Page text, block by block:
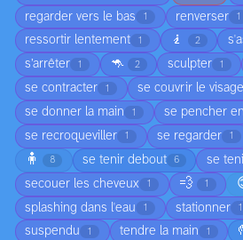
regarder vers le bas 1 renverser 1
ressortir lentement 1 🧎 2
s’arrêter 1 🦘 2 sculpter 1
se contracter 1 se couvrir le visage
se donner la main 1 se pencher
se recroqueviller 1 se regarder 1
🧍 8 se tenir debout 6 se
secouer les cheveux 1 💨 1
splashing dans l'eau 1 stationner 1
suspendu 1 tendre la main 1